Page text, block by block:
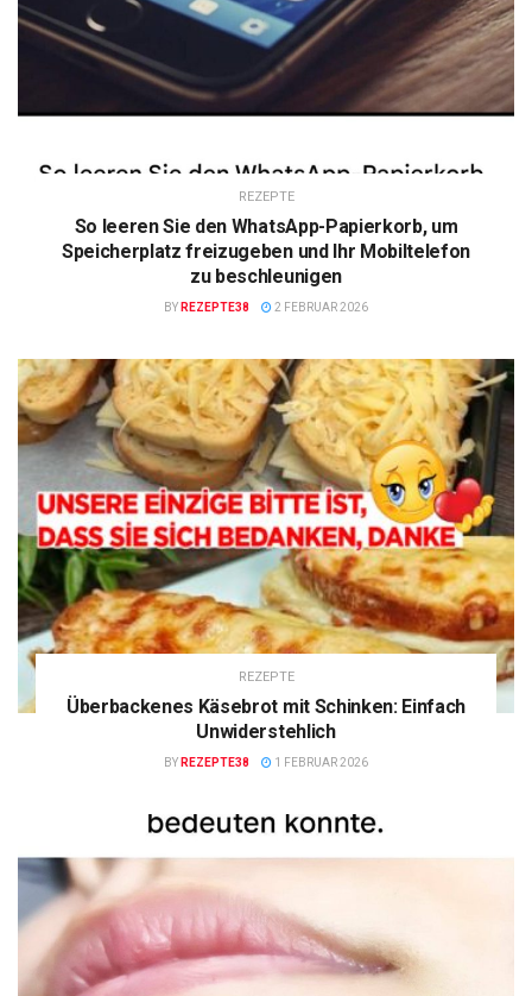
REZEPTE
So leeren Sie den WhatsApp-Papierkorb, um
Speicherplatz freizugeben und Ihr Mobiltelefon
zu beschleunigen
BY REZEPTE38 2 FEBRUAR 2026
REZEPTE
Überbackenes Käsebrot mit Schinken: Einfach
Unwiderstehlich
BY REZEPTE38 1 FEBRUAR 2026